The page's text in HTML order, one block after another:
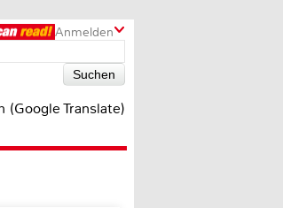
Anmelden
(Google Translate)